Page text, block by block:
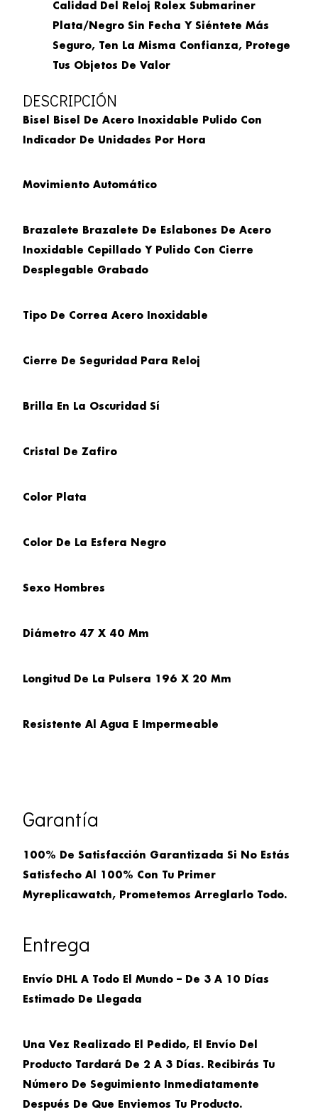
Calidad Del Reloj Rolex Submariner
Plata/negro Sin Fecha Y Siéntete Más
Seguro, Ten La Misma Confianza, Protege
Tus Objetos De Valor
DESCRIPCIÓN
Bisel Bisel De Acero Inoxidable Pulido Con
Indicador De Unidades Por Hora
Movimiento Automático
Brazalete Brazalete De Eslabones De Acero
Inoxidable Cepillado Y Pulido Con Cierre
Desplegable Grabado
Tipo De Correa Acero Inoxidable
Cierre De Seguridad Para Reloj
Brilla En La Oscuridad Sí
Cristal De Zafiro
Color Plata
Color De La Esfera Negro
Sexo Hombres
Diámetro 47 X 40 Mm
Longitud De La Pulsera 196 X 20 Mm
Resistente Al Agua E Impermeable
Garantía
100% De Satisfacción Garantizada Si No Estás
Satisfecho Al 100% Con Tu Primer
Myreplicawatch, Prometemos Arreglarlo Todo.
Entrega
Envío DHL A Todo El Mundo – De 3 A 10 Días
Estimado De Llegada
Una Vez Realizado El Pedido, El Envío Del
Producto Tardará De 2 A 3 Días. Recibirás Tu
Número De Seguimiento Inmediatamente
Después De Que Enviemos Tu Producto.